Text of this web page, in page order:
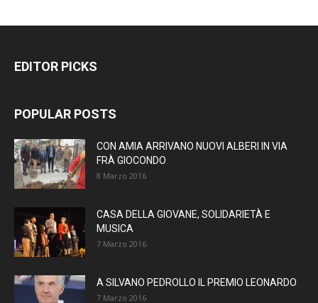
EDITOR PICKS
POPULAR POSTS
CON AMIA ARRIVANO NUOVI ALBERI IN VIA
FRÀ GIOCONDO
8 Marzo 2016
CASA DELLA GIOVANE, SOLIDARIETÀ E
MUSICA
7 Marzo 2016
A SILVANO PEDROLLO IL PREMIO LEONARDO
7 Marzo 2016